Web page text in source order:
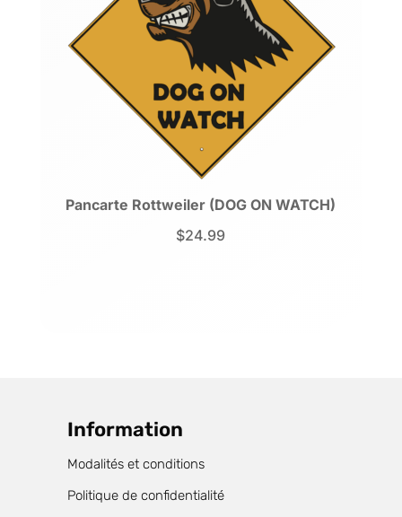
Pancarte Rottweiler (DOG ON WATCH)
$24.99
Information
Modalités et conditions
Politique de confidentialité